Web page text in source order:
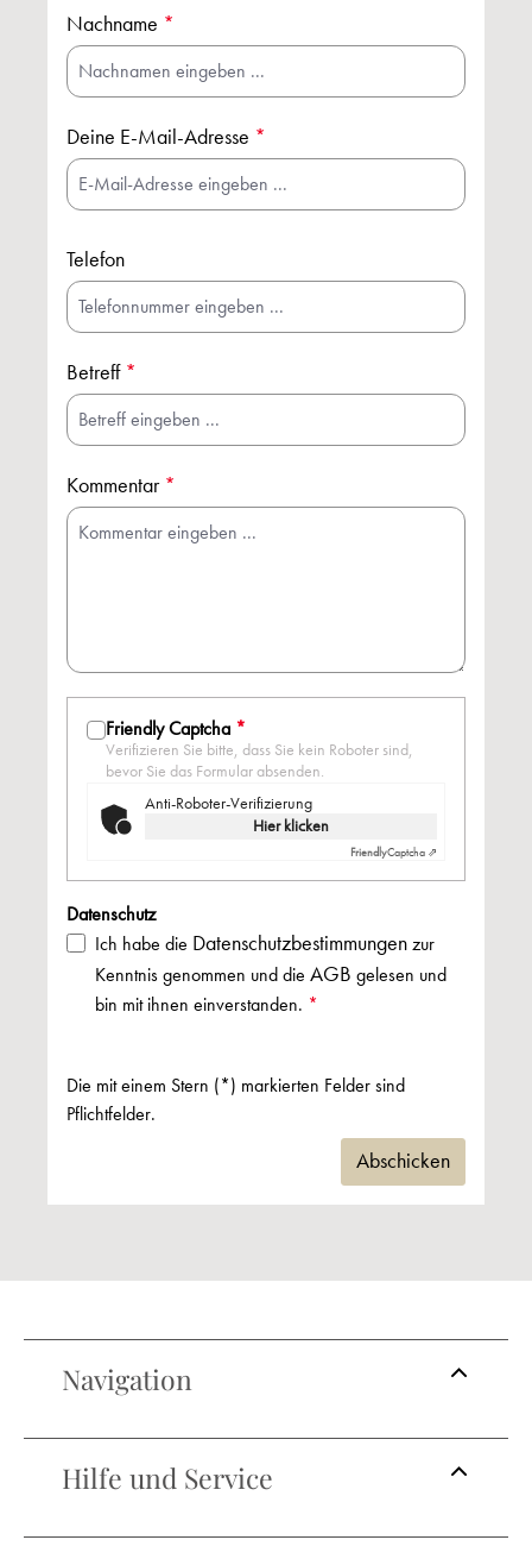
Nachname *
Deine E-Mail-Adresse *
Telefon
Betreff *
Kommentar *
Friendly Captcha *
Verifizieren Sie bitte, dass Sie kein Roboter sind,
bevor Sie das Formular absenden.
Anti-Roboter-Verifizierung
Hier klicken
FriendlyCaptcha ⇗
Datenschutz
Ich habe die Datenschutzbestimmungen zur
Kenntnis genommen und die AGB gelesen und
bin mit ihnen einverstanden. *
Die mit einem Stern (*) markierten Felder sind
Pflichtfelder.
Abschicken
Navigation
Hilfe und Service